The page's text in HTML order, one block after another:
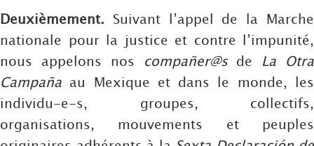
Deuxièmement. Suivant l’appel de la Marche
nationale pour la justice et contre l’impunité,
nous appelons nos
compañer@sde La Otra
Campaña au Mexique et dans le monde, les
individu-e-s, groupes, collectifs,
organisations, mouvements et peuples